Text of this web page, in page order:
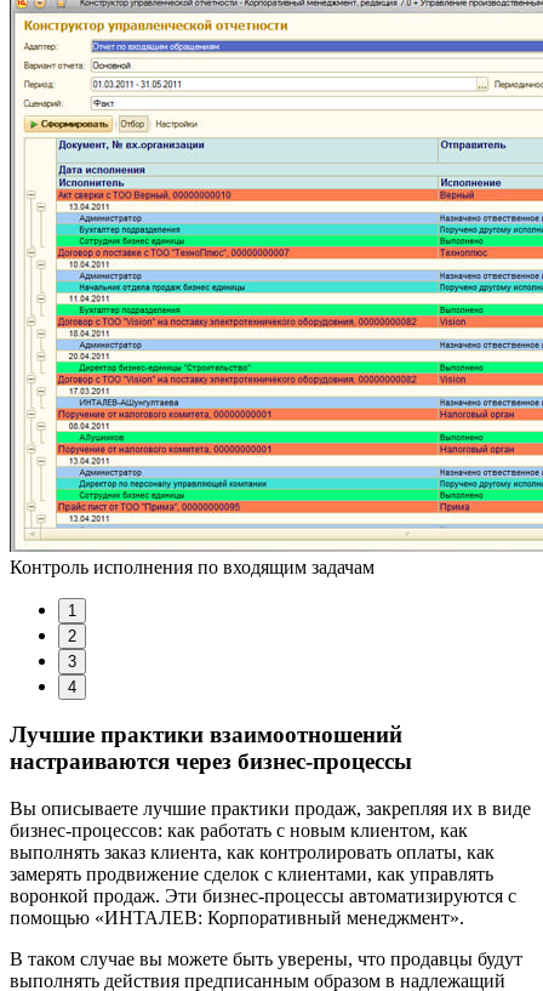
Контроль исполнения по входящим задачам
1
2
3
4
Лучшие практики взаимоотношений
настраиваются через бизнес-процессы
Вы описываете лучшие практики продаж, закрепляя их в виде
бизнес-процессов: как работать с новым клиентом, как
выполнять заказ клиента, как контролировать оплаты, как
замерять продвижение сделок с клиентами, как управлять
воронкой продаж. Эти бизнес-процессы автоматизируются с
помощью «ИНТАЛЕВ: Корпоративный менеджмент».
В таком случае вы можете быть уверены, что продавцы будут
выполнять действия предписанным образом в надлежащий